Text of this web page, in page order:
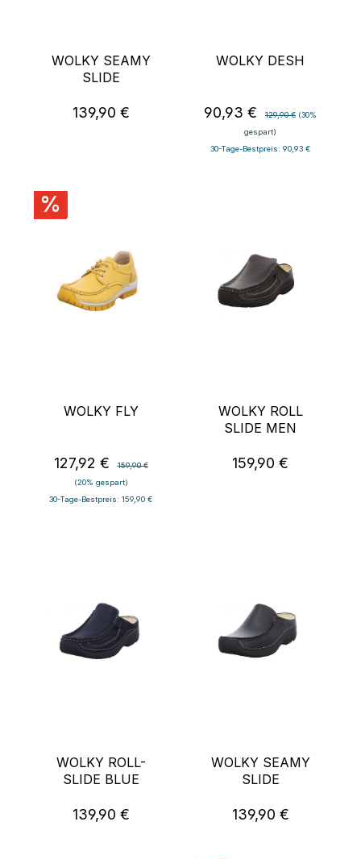
WOLKY SEAMY
SLIDE
Regulärer Preis:
139,90 €
WOLKY DESH
Verkaufspreis:
90,93 € 129,90 € (30%
gespart)
30-Tage-Bestpreis: 90,93 €
%
WOLKY FLY
Verkaufspreis:
127,92 €
159,90 €
(20% gespart)
30-Tage-Bestpreis: 159,90 €
WOLKY ROLL
SLIDE MEN
Regulärer Preis:
159,90 €
WOLKY ROLL-
SLIDE BLUE
Regulärer Preis:
139,90 €
WOLKY SEAMY
SLIDE
Regulärer Preis:
139,90 €